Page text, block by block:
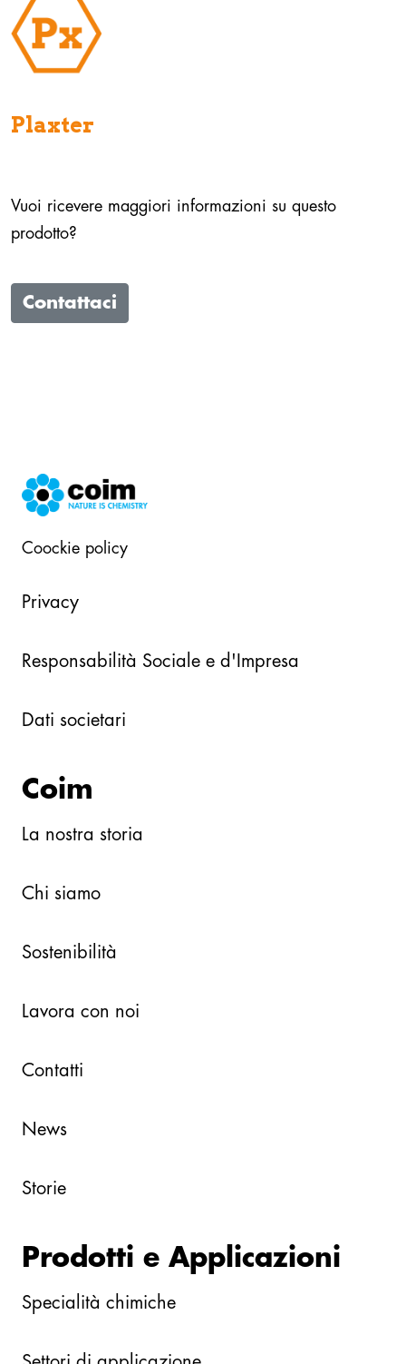
Plaxter
Vuoi ricevere maggiori informazioni su questo
prodotto?
Contattaci
Coockie policy
Privacy
Responsabilità Sociale e d'Impresa
Dati societari
Coim
La nostra storia
Chi siamo
Sostenibilità
Lavora con noi
Contatti
News
Storie
Prodotti e Applicazioni
Specialità chimiche